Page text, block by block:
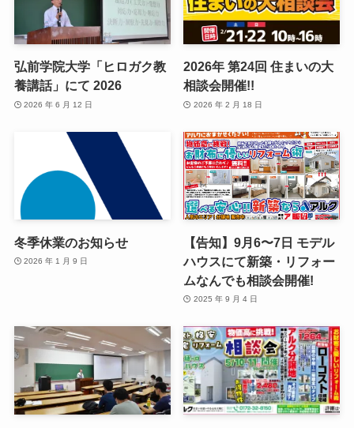
弘前学院大学「ヒロガク教
養講話」にて 2026
2026 年 6 月 12 日
2026年 第24回 住まいの大
相談会開催!!
2026 年 2 月 18 日
冬季休業のお知らせ
2026 年 1 月 9 日
【告知】9月6〜7日 モデル
ハウスにて新築・リフォー
ムなんでも相談会開催!
2025 年 9 月 4 日